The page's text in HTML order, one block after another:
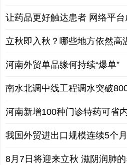
让药品更好触达患者 网络平
立秋即入秋？哪些地方依然高
河南外贸单品缘何持续“爆单”
南水北调中线工程调水突破
河南新增100种门诊特药可省
我国外贸进出口规模连续5个
8月7日将迎来立秋 滋阴润肺